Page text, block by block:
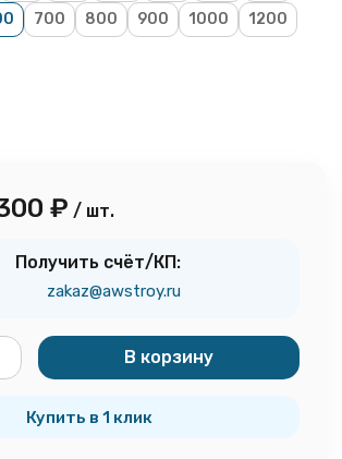
700 800 900 1000
1200
₽ / шт.
Получить счёт/КП:
zakaz@awstroy.ru
В корзину
Купить в 1 клик